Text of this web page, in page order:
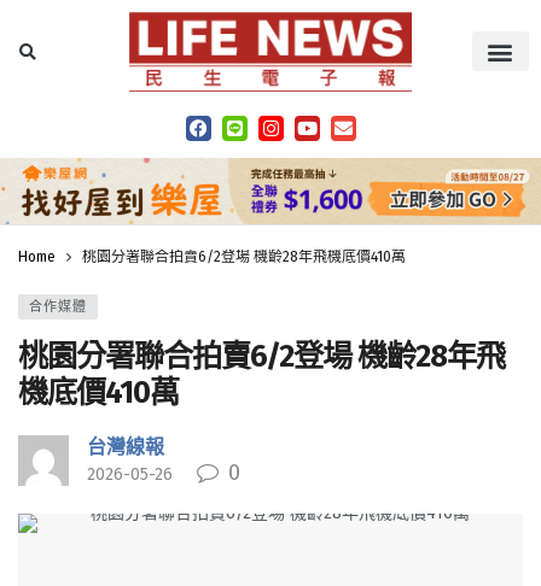
Home 桃園分署聯合拍賣6/2登場 機齡28年飛機底價410萬
合作媒體
桃園分署聯合拍賣6/2登場 機齡28年飛
機底價410萬
台灣線報
2026-05-26 0